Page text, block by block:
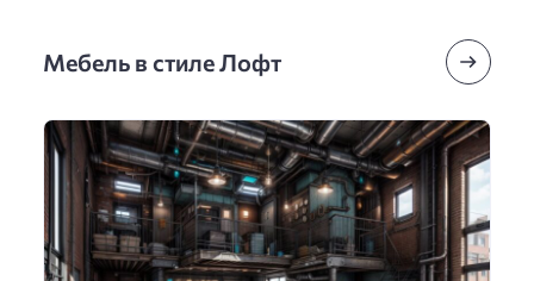
Мебель в стиле Лофт